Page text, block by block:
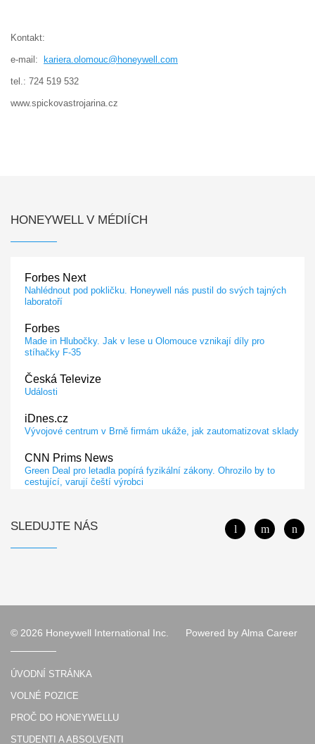
Kontakt:
e-mail: kariera.olomouc@honeywell.com
tel.: 724 519 532
www.spickovastrojarina.cz
HONEYWELL V MÉDIÍCH
Forbes Next
Nahlédnout pod pokličku. Honeywell nás pustil do svých tajných
laboratoří
Forbes
Made in Hlubočky. Jak v lese u Olomouce vznikají díly pro
stíhačky F-35
Česká Televize
Události
iDnes.cz
Vývojové centrum v Brně firmám ukáže, jak zautomatizovat sklady
CNN Prims News
Green Deal pro letadla popírá fyzikální zákony. Ohrozilo by to
cestující, varují čeští výrobci
Společnosti Honeywell a Lockheed Martin podepsaly memorandum
o porozumění
PRACOVNÍCH ODĚVŮ. LIDEM S RIZIKOVÝM POVOLÁNÍM
iDnes.cz
kamery
Denik.cz
Zákulisí brněnského Sillicon Valley: víme, co tam dělají
SLEDUJTE NÁS
© 2026 Honeywell International Inc. Powered by Alma Career
ÚVODNÍ STRÁNKA
VOLNÉ POZICE
PROČ DO HONEYWELLU
STUDENTI A ABSOLVENTI